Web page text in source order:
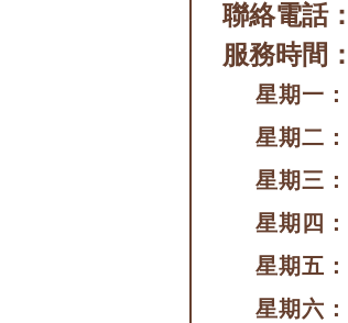
聯絡電話：
服務時間：
星期一：
星期二：
星期三：
星期四：
星期五：
星期六：